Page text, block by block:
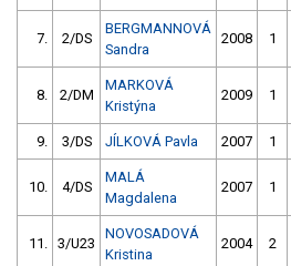
7. 2/DS
BERGMANNOVÁ
Sandra
2008 1
8. 2/DM
MARKOVÁ
Kristýna
2009 1
9. 3/DS JÍLKOVÁ Pavla 2007 1
10. 4/DS
MALÁ
Magdalena
2007 1
11. 3/U23
NOVOSADOVÁ
Kristina
2004 2